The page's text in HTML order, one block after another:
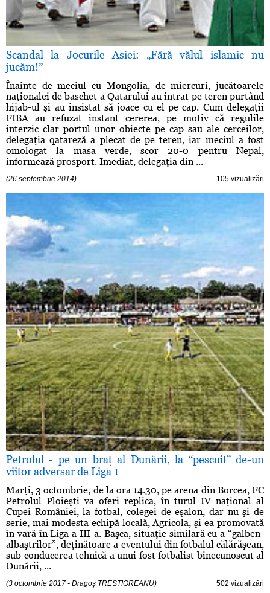
Scandal la Jocurile Asiei: „Fără vălul islamic nu
jucăm!”
Înainte de meciul cu Mongolia, de miercuri, jucătoarele
naţionalei de baschet a Qatarului au intrat pe teren purtând
hijab-ul şi au insistat să joace cu el pe cap. Cum delegaţii
FIBA au refuzat instant cererea, pe motiv că regulile
interzic clar portul unor obiecte pe cap sau ale cerceilor,
delegaţia qatareză a plecat de pe teren, iar meciul a fost
omologat la masa verde, scor 20-0 pentru Nepal,
informează prosport. Imediat, delegaţia din ...
(26 septembrie 2014) 105 vizualizări
Petrolul - pe un braţ al Dunării, la “pescuit” de-un
viitor adversar de Liga 1
Marţi, 3 octombrie, de la ora 14.30, pe arena din Borcea, FC
Petrolul Ploieşti va oferi replica, în turul IV naţional al
Cupei României, la fotbal, colegei de eşalon, dar nu şi de
serie, mai modesta echipă locală, Agricola, şi ea promovată
în vară în Liga a III-a. Başca, situaţie similară cu a “galben-
albaştrilor”, deţinătoare a eventului din fotbalul călărăşean,
sub conducerea tehnică a unui fost fotbalist binecunoscut al
Dunării, ...
(3 octombrie 2017 - Dragoș TRESTIOREANU) 502 vizualizări